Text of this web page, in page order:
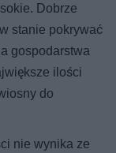
Dobrze
stanie pokrywać
gospodarstwa
ilości
do
nie wynika ze